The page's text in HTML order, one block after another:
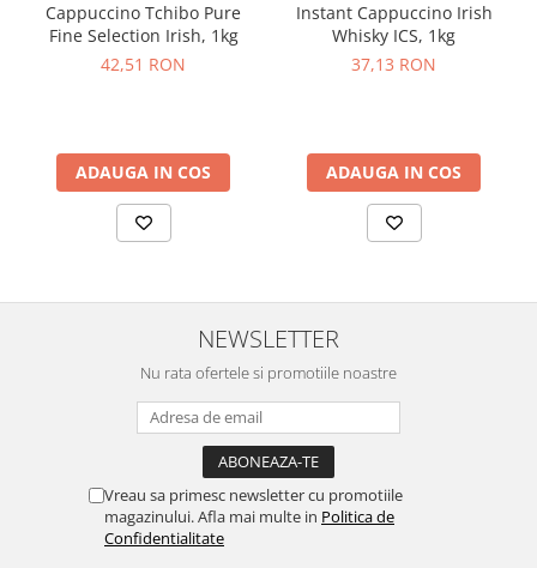
Cappuccino Tchibo Pure
Fine Selection Irish, 1kg
42,51 RON
ADAUGA IN COS
Instant Cappuccino Irish
Whisky ICS, 1kg
37,13 RON
ADAUGA IN COS
NEWSLETTER
Nu rata ofertele si promotiile noastre
Vreau sa primesc newsletter cu promotiile
magazinului. Afla mai multe in Politica de
Confidentialitate